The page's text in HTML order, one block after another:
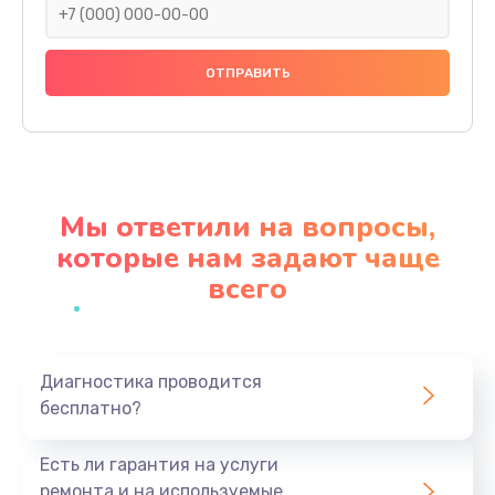
Ремонт корпуса
1000 руб.
Заказать
Ремонт потенциометров
Заказать
Мы ответили на вопросы,
которые нам задают чаще
всего
Диагностика проводится
бесплатно?
Есть ли гарантия на услуги
ремонта и на используемые